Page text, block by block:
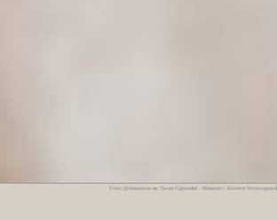
Foto: @fotostorie.no Taran Gjøystdal - Blomster: Kirsten Westergaard